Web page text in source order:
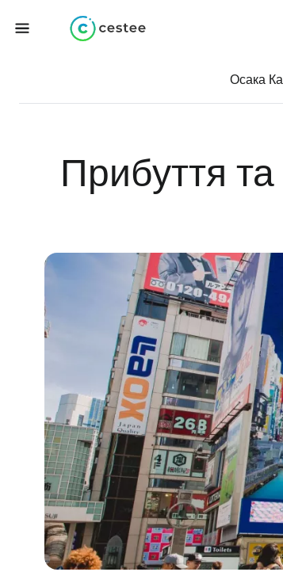
Осака
Прибуття